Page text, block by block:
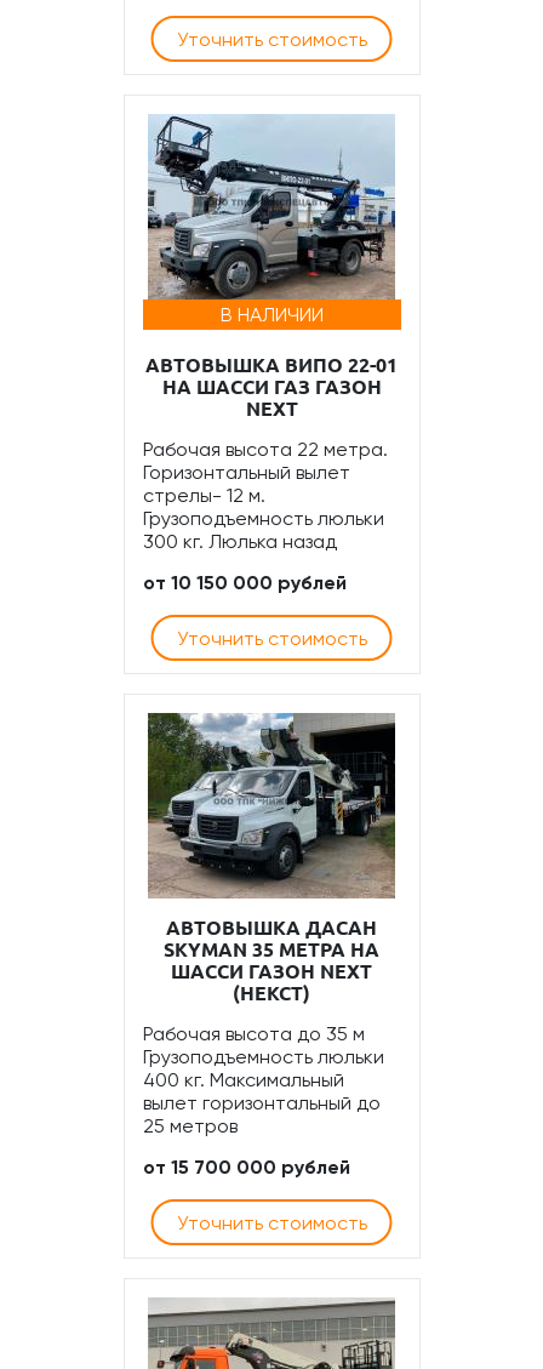
Уточнить стоимость
В НАЛИЧИИ
АВТОВЫШКА ВИПО 22-01
НА ШАССИ ГАЗ ГАЗОН
NEXT
Рабочая высота 22 метра.
Горизонтальный вылет
стрелы- 12 м.
Грузоподъемность люльки
300 кг. Люлька назад
от 10 150 000 рублей
Уточнить стоимость
АВТОВЫШКА ДАСАН
SKYMAN 35 МЕТРА НА
ШАССИ ГАЗОН NEXT
(НЕКСТ)
Рабочая высота до 35 м
Грузоподъемность люльки
400 кг. Максимальный
вылет горизонтальный до
25 метров
от 15 700 000 рублей
Уточнить стоимость